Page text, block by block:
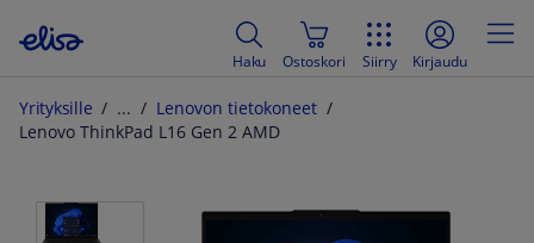
Haku Ostoskori Siirry Kirjaudu
Yrityksille
Lenovon tietokoneet
Lenovo ThinkPad L16 Gen 2 AMD